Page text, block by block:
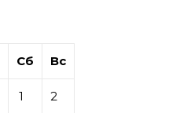
Сб Вс
1 2